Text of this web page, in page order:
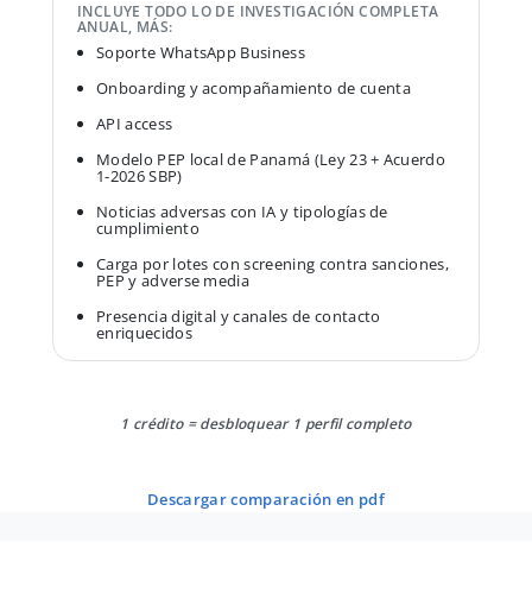
INCLUYE TODO LO DE INVESTIGACIÓN COMPLETA
ANUAL, MÁS:
Soporte WhatsApp Business
Onboarding y acompañamiento de cuenta
API access
Modelo PEP local de Panamá (Ley 23 + Acuerdo
1-2026 SBP)
Noticias adversas con IA y tipologías de
cumplimiento
Carga por lotes con screening contra sanciones,
PEP y adverse media
Presencia digital y canales de contacto
enriquecidos
1 crédito = desbloquear 1 perfil completo
descargar comparación en pdf